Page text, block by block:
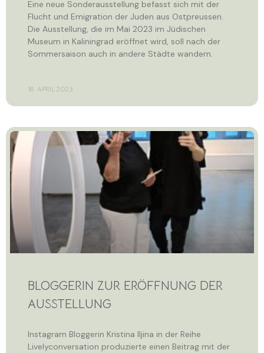
Eine neue Sonderausstellung befasst sich mit der
Flucht und Emigration der Juden aus Ostpreussen.
Die Ausstellung, die im Mai 2023 im Jüdischen
Museum in Kaliningrad eröffnet wird, soll nach der
Sommersaison auch in andere Städte wandern.
18. APRIL 2023
BLOGGERIN ZUR ERÖFFNUNG DER
AUSSTELLUNG
Instagram Bloggerin Kristina Iljina in der Reihe
Livelyconversation produzierte einen Beitrag mit der